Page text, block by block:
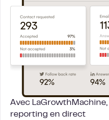
Avec LaGrowthMachine,
reporting en direct